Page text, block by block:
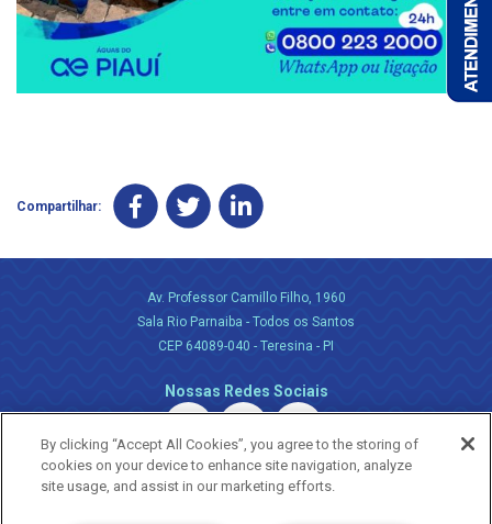
Compartilhar:
Av. Professor Camillo Filho, 1960
Sala Rio Parnaiba - Todos os Santos
CEP 64089-040 - Teresina - PI
Nossas Redes Sociais
By clicking “Accept All Cookies”, you agree to the storing of
cookies on your device to enhance site navigation, analyze
site usage, and assist in our marketing efforts.